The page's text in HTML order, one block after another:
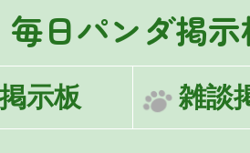
毎日パンダ掲
示板 雑談